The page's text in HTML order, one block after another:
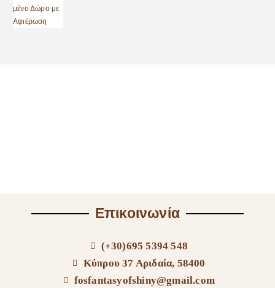
Επικοινωνία
(+30)695 5394 548
Κύπρου 37 Αριδαία, 58400
fosfantasyofshiny@gmail.com